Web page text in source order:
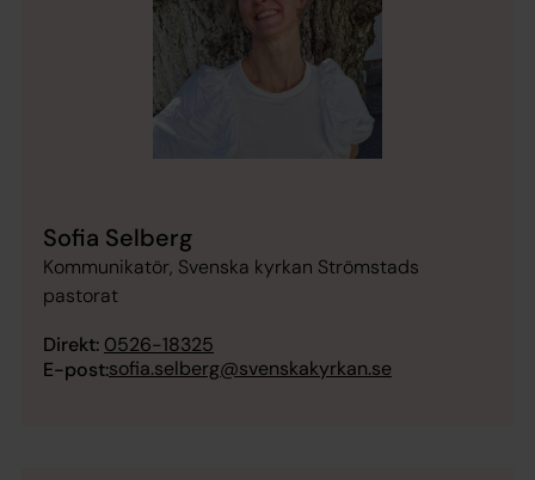
Sofia Selberg
Kommunikatör, Svenska kyrkan Strömstads
pastorat
Direkt: 0526-18325
E-post:sofia.selberg@svenskakyrkan.se